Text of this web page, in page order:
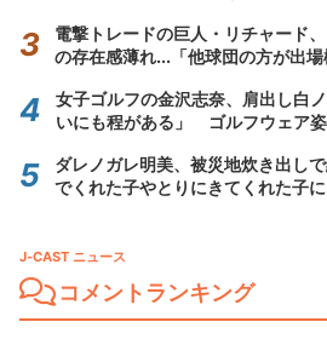
電撃トレードの巨人・リチャード
の存在感薄れ...「他球団の方が出
女子ゴルフの金沢志奈、肩出し白
いにも程がある」 ゴルフウェア
ダレノガレ明美、被災地炊き出し
でくれた子やとりにきてくれた子に
J-CAST ニュース
コメントランキング